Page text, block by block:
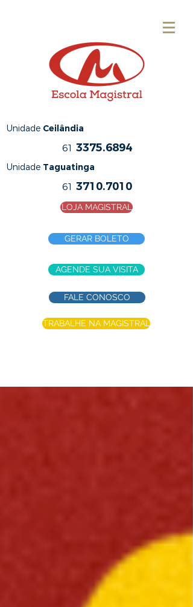
Unidade Ceilândia
61 3375.6894
Unidade Taguatinga
61 3710.7010
LOJA MAGISTRAL
GERAR BOLETO
AGENDE SUA VISITA
FALE CONOSCO
TRABALHE NA MAGISTRAL